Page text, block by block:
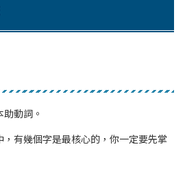
動詞。
有幾個字是最核心的，你一定要先掌